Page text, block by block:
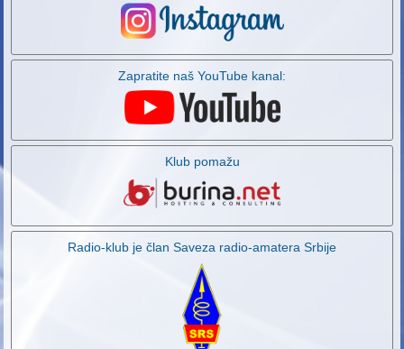
Zapratite naš YouTube kanal:
Klub pomažu
Radio-klub je član Saveza radio-amatera Srbije